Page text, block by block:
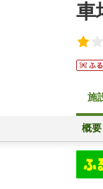
車
施
概要